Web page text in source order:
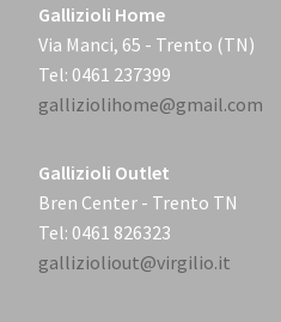
Gallizioli Home
Via Manci, 65 - Trento (TN)
Tel: 0461 237399
galliziolihome@gmail.com
Gallizioli Outlet
Bren Center - Trento TN
Tel: 0461 826323
gallizioliout@virgilio.it